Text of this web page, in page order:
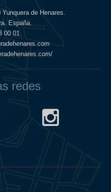
de Henares.
España.
00 01
redes